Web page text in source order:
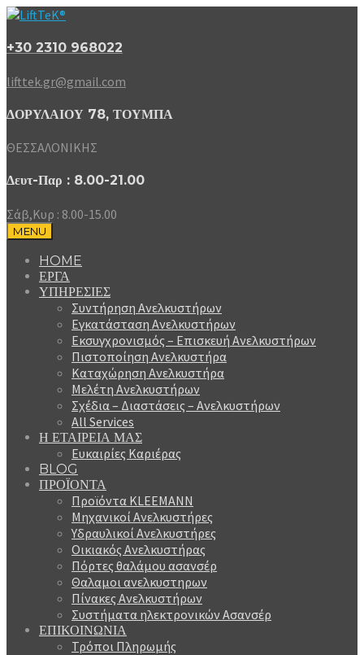
+30 2310 968022
lifttek.gr@gmail.com
ΔΟΡΥΛΑΙΟΥ 78, ΤΟΥΜΠΑ
ΘΕΣΣΑΛΟΝΙΚΗΣ
Δευτ-Παρ : 8.00-21.00
Σάβ,Κυρ : 8.00-15.00
MENU
HOME
ΕΡΓΑ
ΥΠΗΡΕΣΙΕΣ
Συντήρηση Ανελκυστήρων
Εγκατάσταση Ανελκυστήρων
Εκσυγχρονισμός – Επισκευή Ανελκυστήρων
Πιστοποίηση Ανελκυστήρα
Καταχώρηση Ανελκυστήρα
Μελέτη Ανελκυστήρων
Σχέδια – Διαστάσεις – Ανελκυστήρων
All Services
Η ΕΤΑΙΡΕΙΑ ΜΑΣ
Ευκαιρίες Καριέρας
BLOG
ΠΡΟΪΟΝΤΑ
Προϊόντα KLEEMANN
Μηχανικοί Ανελκυστήρες
Υδραυλικοί Ανελκυστήρες
Οικιακός Ανελκυστήρας
Πόρτες θαλάμου ασανσέρ
Θαλαμοι ανελκυστηρων
Πίνακες Ανελκυστήρων
Συστήματα ηλεκτρονικών Ασανσέρ
ΕΠΙΚΟΙΝΩΝΙΑ
Τρόποι Πληρωμής